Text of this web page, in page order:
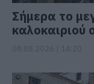
Σήμερα το
καλοκαιριού